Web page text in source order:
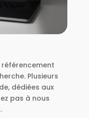
Plusieurs
dédiées aux
pas à nous